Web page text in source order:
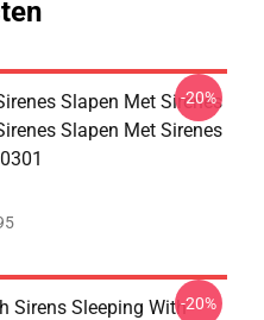
Slapen Met Sirenes
Slapen Met Sirenes
-20%
Sirens Sleeping With-20%